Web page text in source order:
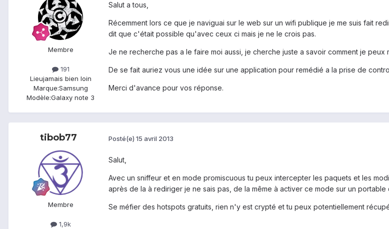
Membre
191
Lieujamais bien loin
Marque:Samsung
Modèle:Galaxy note 3
Salut a tous,
Récemment lors ce que je naviguai sur le web sur un wifi publique je me suis fait
dit que c'était possible qu'avec ceux ci mais je ne le crois pas.
Je ne recherche pas a le faire moi aussi, je cherche juste a savoir comment je
De se fait auriez vous une idée sur une application pour remédié a la prise de
Merci d'avance pour vos réponse.
tibob77
Membre
1,9k
Posté(e) 15 avril 2013
Salut,
Avec un sniffeur et en mode promiscuous tu peux intercepter les paquets et les
après de la à rediriger je ne sais pas, de la même à activer ce mode sur un portable
Se méfier des hotspots gratuits, rien n'y est crypté et tu peux potentiellement